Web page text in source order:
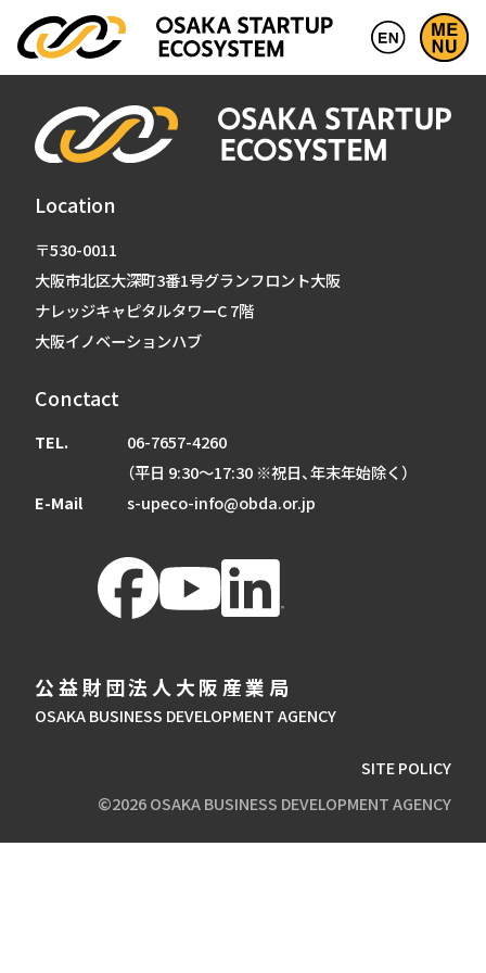
公益財団法人大阪産業局
OSAKA BUSINESS DEVELOPMENT AGENCY
Location
〒530-0011
大阪市北区大深町3番1号グランフロント大阪
ナレッジキャピタルタワーC 7階
大阪イノベーションハブ
Conctact
TEL.
06-7657-4260
（平日 9:30～17:30 ※祝日、年末年始除く）
E-Mail
s-upeco-info@obda.or.jp
SITE POLICY
©2026 OSAKA BUSINESS DEVELOPMENT AGENCY